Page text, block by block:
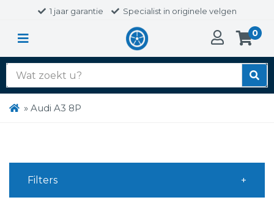
1 jaar garantie Specialist in originele velgen
0
Zoek
naar:
» Audi A3 8P
Filters